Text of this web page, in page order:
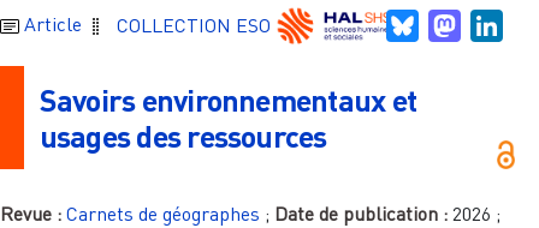
Article COLLECTION ESO Bluesky
Savoirs environnementaux et
usages des ressources
Revue : Carnets de géographes ; Date de publication : 2026 ;